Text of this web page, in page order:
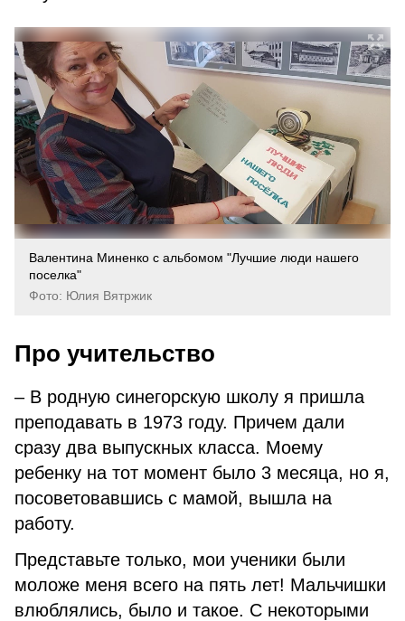
Валентина Миненко с альбомом "Лучшие люди нашего
поселка"
Фото: Юлия Вятржик
Про учительство
– В родную синегорскую школу я пришла
преподавать в 1973 году. Причем дали
сразу два выпускных класса. Моему
ребенку на тот момент было 3 месяца, но я,
посоветовавшись с мамой, вышла на
работу.
Представьте только, мои ученики были
моложе меня всего на пять лет! Мальчишки
влюблялись, было и такое. С некоторыми